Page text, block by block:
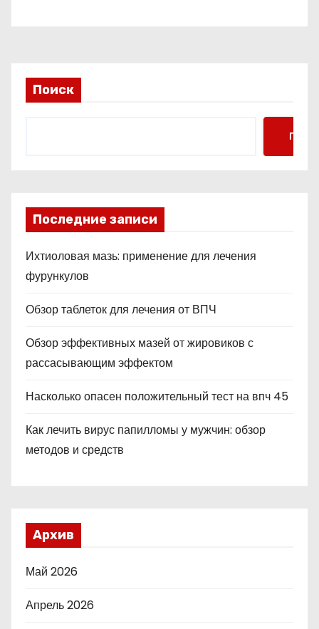
Поиск
Поиск
Последние записи
Ихтиоловая мазь: применение для лечения
фурункулов
Обзор таблеток для лечения от ВПЧ
Обзор эффективных мазей от жировиков с
рассасывающим эффектом
Насколько опасен положительный тест на впч 45
Как лечить вирус папилломы у мужчин: обзор
методов и средств
Архив
Май 2026
Апрель 2026